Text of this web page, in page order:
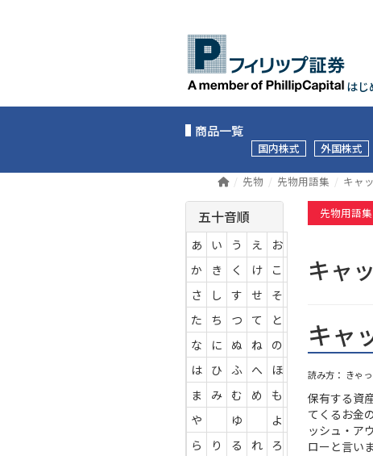
はじ
商品一覧
国内株式 外国株式
先物 先物用語集 キャ
先物用語集
キャ
キャ
読み方： きゃ
保有する資
てくるお金
ッシュ・ア
ローと言いま
五十音順
あ い う え
お
か
き く け
こ
さ
し す せ
そ
た
ち つ て
と
な
に ぬ ね
の
は
ひ ふ へ
ほ
ま
み む め
も
や
ゆ
よ
ら
り る れ
ろ